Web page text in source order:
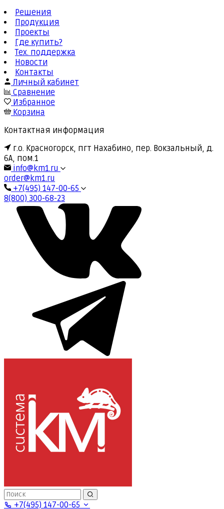
Решения
Продукция
Проекты
Где купить?
Тех. поддержка
Новости
Контакты
Личный кабинет
Сравнение
Избранное
Корзина
Контактная информация
г.о. Красногорск, пгт Нахабино, пер. Вокзальный, д.
6А, пом.1
info@km1.ru
order@km1.ru
+7(495) 147-00-65
8(800) 300-68-23
+7(495) 147-00-65